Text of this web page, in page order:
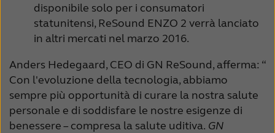
disponibile solo per i consumatori
statunitensi, ReSound ENZO 2 verrà lanciato
in altri mercati nel marzo 2016.
Anders Hedegaard, CEO di GN ReSound, afferma: “
Con l'evoluzione della tecnologia, abbiamo
sempre più opportunità di curare la nostra salute
personale e di soddisfare le nostre esigenze di
benessere – compresa la salute uditiva. GN